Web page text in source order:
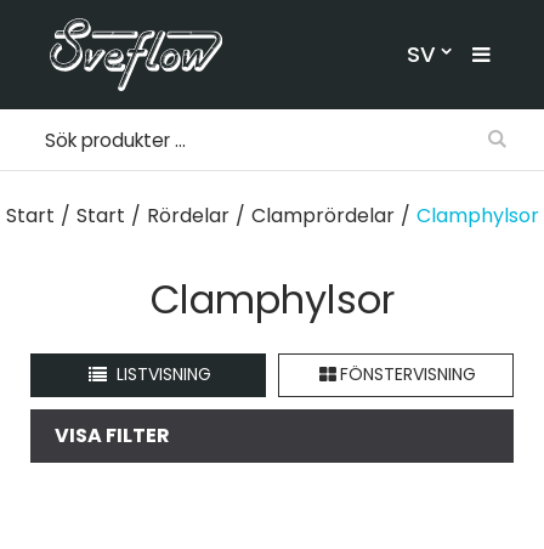
SV
Start / Start / Rördelar / Clamprördelar / Clamphylsor
Clamphylsor
LISTVISNING FÖNSTERVISNING
VISA FILTER